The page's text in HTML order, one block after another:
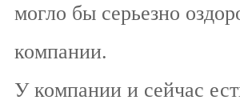
могло бы серьезно
компании.
У компании и сейчас